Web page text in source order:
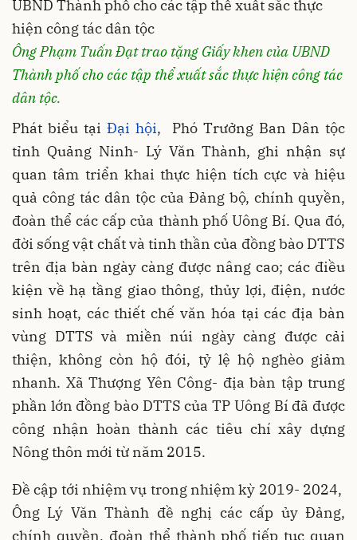
Ông Phạm Tuấn Đạt trao tặng Giấy khen của UBND
Thành phố cho các tập thể xuất sắc thực hiện công tác
dân tộc.
Phát biểu tại Đại hội, Phó Trưởng Ban Dân tộc
tỉnh Quảng Ninh- Lý Văn Thành, ghi nhận sự
quan tâm triển khai thực hiện tích cực và hiệu
quả công tác dân tộc của Đảng bộ, chính quyền,
đoàn thể các cấp của thành phố Uông Bí. Qua đó,
đời sống vật chất và tinh thần của đồng bào DTTS
trên địa bàn ngày càng được nâng cao; các điều
kiện về hạ tầng giao thông, thủy lợi, điện, nước
sinh hoạt, các thiết chế văn hóa tại các địa bàn
vùng DTTS và miền núi ngày càng được cải
thiện, không còn hộ đói, tỷ lệ hộ nghèo giảm
nhanh. Xã Thượng Yên Công- địa bàn tập trung
phần lớn đồng bào DTTS của TP Uông Bí đã được
công nhận hoàn thành các tiêu chí xây dựng
Nông thôn mới từ năm 2015.
Đề cập tới nhiệm vụ trong nhiệm kỳ 2019- 2024,
Ông Lý Văn Thành đề nghị các cấp ủy Đảng,
chính quyền, đoàn thể thành phố tiếp tục quan